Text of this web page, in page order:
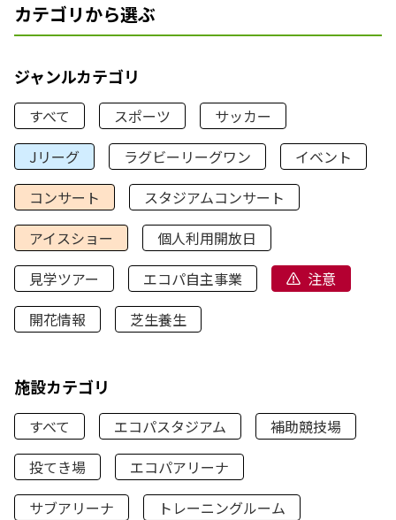
カテゴリから選ぶ
ジャンルカテゴリ
すべて スポーツ
サッカー
Jリーグ
ラグビーリーグワン
イベント
コンサート
スタジアムコンサート
アイスショー
個人利用開放日
見学ツアー
エコパ自主事業
注意
開花情報
芝生養生
施設カテゴリ
すべて エコパスタジアム
補助競技場
投てき場
エコパアリーナ
サブアリーナ
トレーニングルーム